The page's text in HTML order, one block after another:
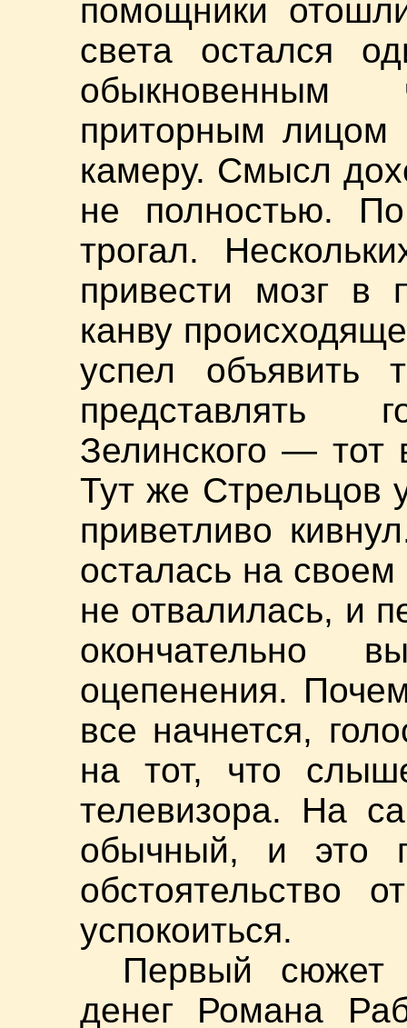
помощники
света остался
приторным лицом
камеру. Смысл
не полностью.
трогал.
привести мозг в
канву
успел объявить
Зелинского — тот
Тут же Стрельцов
приветливо
осталась на
не отвалилась, и
окончательно
оцепенения.
все начнется,
на тот, что
телевизора. На
обычный, и это
обстоятельство
успокоиться.
Первый сюжет
денег Романа